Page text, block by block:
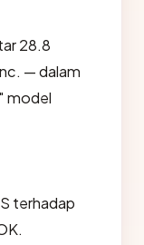
28.8
— dalam
model
terhadap